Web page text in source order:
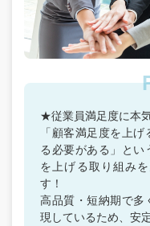
★従業員満足度に本
「顧客満足度を上
る必要がある」と
を上げる取り組み
す！
高品質・短納期で多
現しているため、安